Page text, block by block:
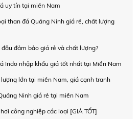
uy tín tại miền Nam
than đá Quảng Ninh giá rẻ, chất lượng
đảm bảo giá rẻ và chất lượng?
Indo nhập khẩu giá tốt nhất tại Miền Nam
lớn tại miền Nam, giá cạnh tranh
Ninh giá rẻ tại miền Nam
công nghiệp các loại [GIÁ TỐT]